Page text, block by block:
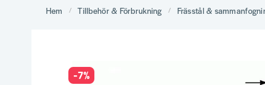
Hem Tillbehör & Förbrukning Frässtål &
-7%